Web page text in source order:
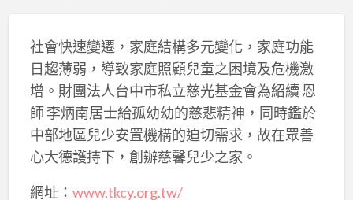
社會快速變遷，家庭結構多元變化，家庭功能
日趨薄弱，導致家庭照顧兒童之困境及危機激
增。財團法人台中市私立慈光基金會為紹續 恩
師 李炳南居士給孤幼幼的慈悲精神，同時鑑於
中部地區兒少安置機構的迫切需求，故在眾善
心大德護持下，創辦慈馨兒少之家。
網址： www.tkcy.org.tw/